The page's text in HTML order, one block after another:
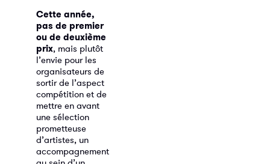
Cette année,
pas de premier
ou de deuxième
prix, mais plutôt
l’envie pour les
organisateurs de
sortir de l’aspect
compétition et de
mettre en avant
une sélection
prometteuse
d’artistes, un
accompagnement